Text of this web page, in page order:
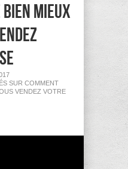
mieux
SUR COMMENT
VENDEZ VOTRE